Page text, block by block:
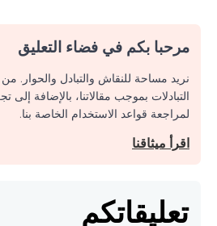
مرحبا بكم في فضاء التعليق
نريد مساحة للنقاش والتبادل والحوار.
التبادلات بموجب مقالاتنا، بالإضافة
لمراجعة قواعد الاستخدام الخاصة بنا.
اقرأ ميثاقنا
تعليقاتكم